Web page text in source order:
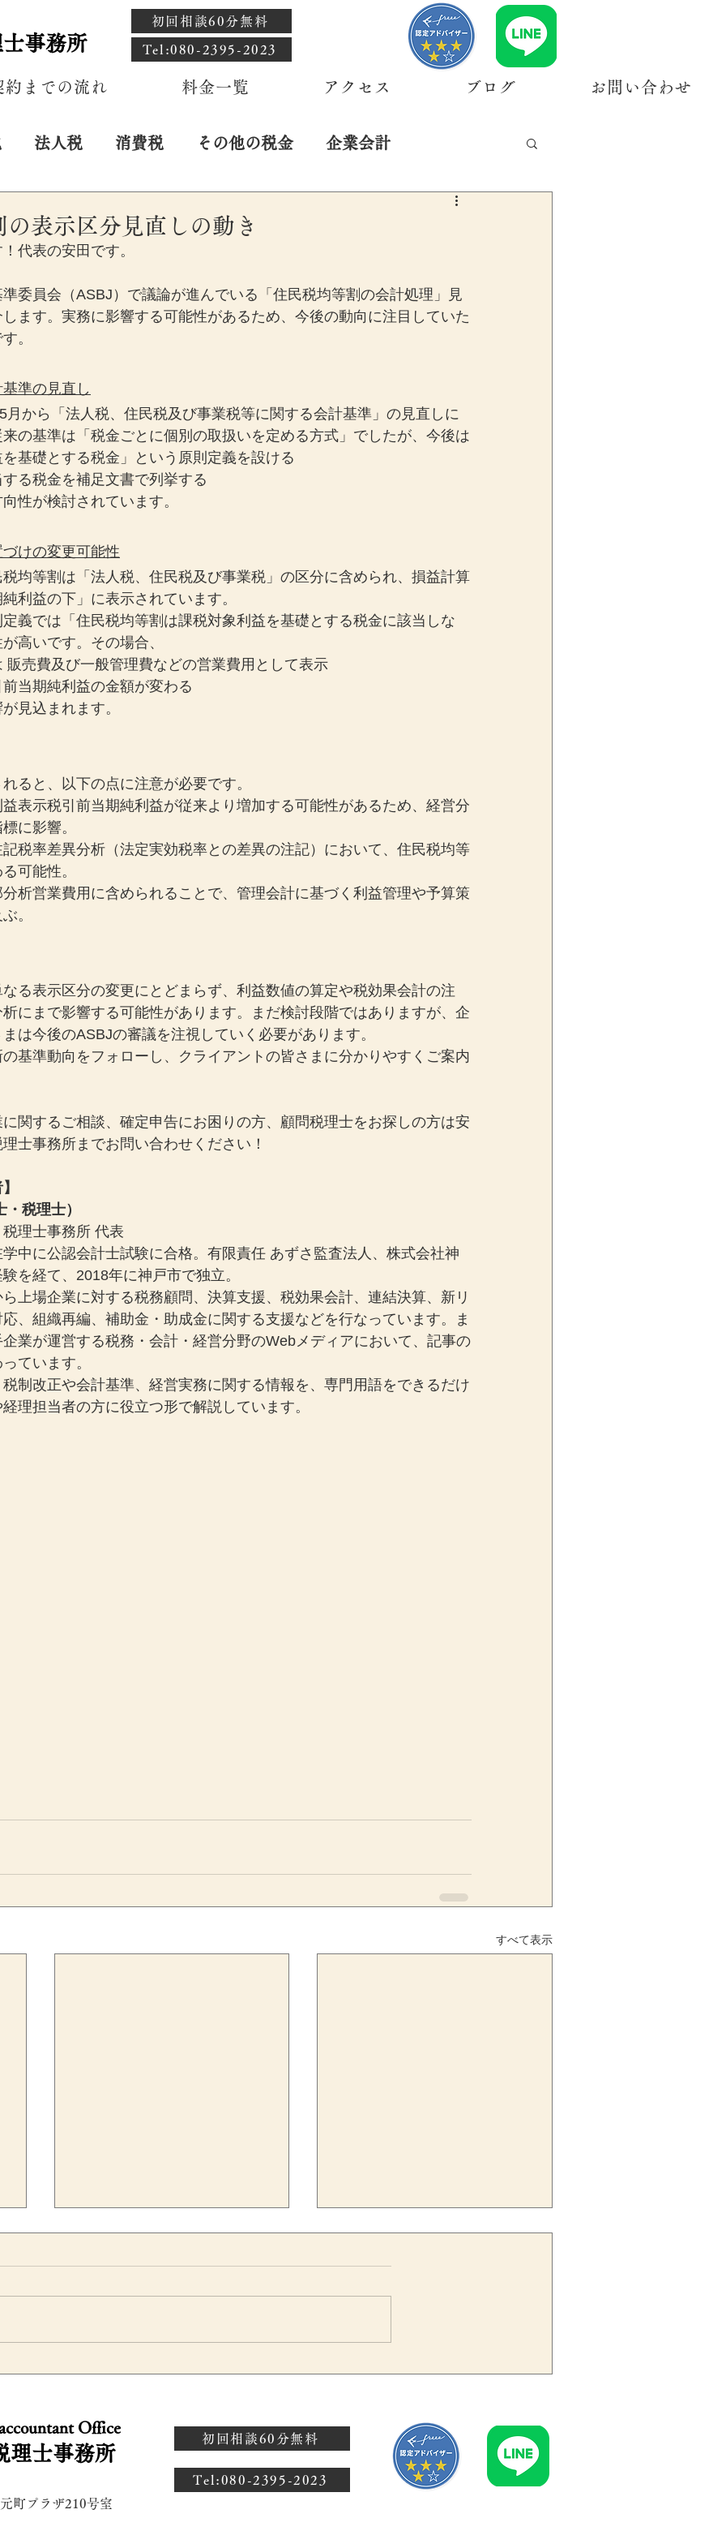
事務所
初回相談60分無料
​Tel:080-2395-2023
約までの流れ 料金一覧 アクセス ブログ お問い合わせ
法人税 消費税 その他の税金 企業会計
表示区分見直しの動き
代表の安田です。
委員会（ASBJ）で議論が進んでいる「住民税均等割の会計処理」見
ます。実務に影響する可能性があるため、今後の動向に注目していた
。
準の見直し
月から「法人税、住民税及び事業税等に関する会計基準」の見直しに
の基準は「税金ごとに個別の取扱いを定める方式」でしたが、今後は
基礎とする税金」という原則定義を設ける
る税金を補足文書で列挙する
性が検討されています。
けの変更可能性
均等割は「法人税、住民税及び事業税」の区分に含められ、損益計算
利益の下」に表示されています。
義では「住民税均等割は課税対象利益を基礎とする税金に該当しな
高いです。その場合、
販売費及び一般管理費などの営業費用として表示
当期純利益の金額が変わる
見込まれます。
ると、以下の点に注意が必要です。
表示税引前当期純利益が従来より増加する可能性があるため、経営分
に影響。
税率差異分析（法定実効税率との差異の注記）において、住民税均等
可能性。
析営業費用に含められることで、管理会計に基づく利益管理や予算策
。
る表示区分の変更にとどまらず、利益数値の算定や税効果会計の注
にまで影響する可能性があります。まだ検討段階ではありますが、企
は今後のASBJの審議を注視していく必要があります。
基準動向をフォローし、クライアントの皆さまに分かりやすくご案内
関するご相談、確定申告にお困りの方、顧問税理士をお探しの方は安
士事務所までお問い合わせください！
税理士）
理士事務所 代表
中に公認会計士試験に合格。有限責任 あずさ監査法人、株式会社神
を経て、2018年に神戸市で独立。
上場企業に対する税務顧問、決算支援、税効果会計、連結決算、新リ
、組織再編、補助金・助成金に関する支援などを行なっています。ま
業が運営する税務・会計・経営分野のWebメディアにおいて、記事の
ています。
制改正や会計基準、経営実務に関する情報を、専門用語をできるだけ
理担当者の方に役立つ形で解説しています。
すべて表示
グループ通算制度への移行で
延税金資産への影響を公認会
計士が解説
有価証券報告書で知的財産・
価値を伝える開示実務のポイ
Office
理士事務所
町プラザ210号室
初回相談60分無料
​Tel:080-2395-2023